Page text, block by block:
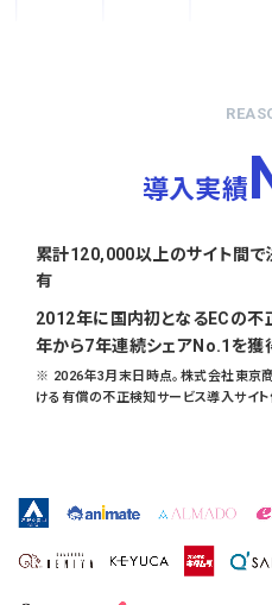
導入実績
累計120,000以上のサイト間で
有
2012年に国内初となるECの不
年から7年連続シェアNo.1を獲
※ 2026年3月末日時点。株式会社東京
ける有償の不正検知サービス導入サイト